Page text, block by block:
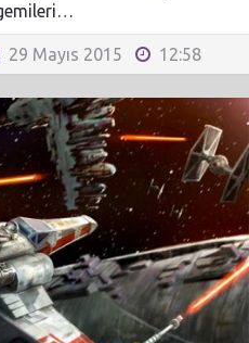
29 Mayıs 2015 12:58